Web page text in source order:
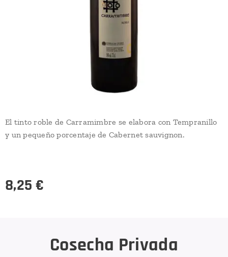
El tinto roble de Carramimbre se elabora con Tempranillo
y un pequeño porcentaje de Cabernet sauvignon.
8,25 €
Cosecha Privada